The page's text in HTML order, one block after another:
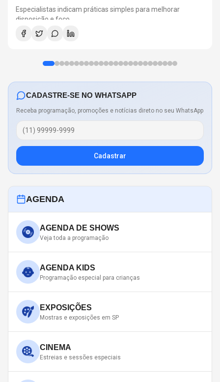
Especialistas indicam práticas simples para melhorar
disposição e foco
CADASTRE-SE NO WHATSAPP
Receba programação, promoções e notícias direto no seu WhatsApp
Cadastrar
AGENDA
AGENDA DE SHOWS
Veja toda a programação
AGENDA KIDS
Programação especial para crianças
EXPOSIÇÕES
Mostras e exposições em SP
CINEMA
Estreias e sessões especiais